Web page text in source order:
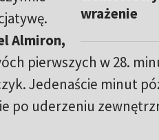
wrażenie
Almiron,
pierwszych w 28.
Jedenaście minut
po uderzeniu